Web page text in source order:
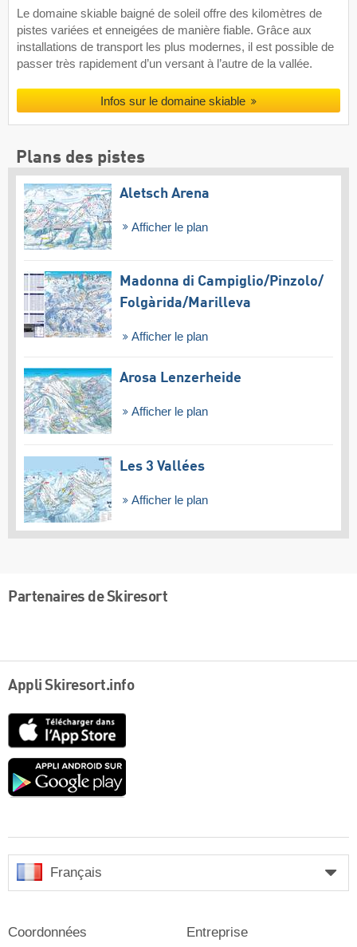
Le domaine skiable baigné de soleil offre des kilomètres de
pistes variées et enneigées de manière fiable. Grâce aux
installations de transport les plus modernes, il est possible de
passer très rapidement d’un versant à l’autre de la vallée.
Infos sur le domaine skiable
Plans des pistes
Aletsch Arena
Afficher le plan
Madonna di Campiglio/​Pinzolo/​
Folgàrida/​Marilleva
Afficher le plan
Arosa Lenzerheide
Afficher le plan
Les 3 Vallées
Afficher le plan
Partenaires de Skiresort
Appli Skiresort.info
Français
Coordonnées Entreprise